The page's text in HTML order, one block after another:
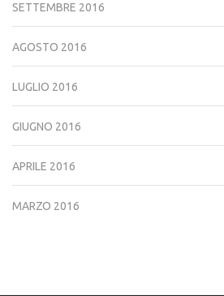
SETTEMBRE 2016
AGOSTO 2016
LUGLIO 2016
GIUGNO 2016
APRILE 2016
MARZO 2016